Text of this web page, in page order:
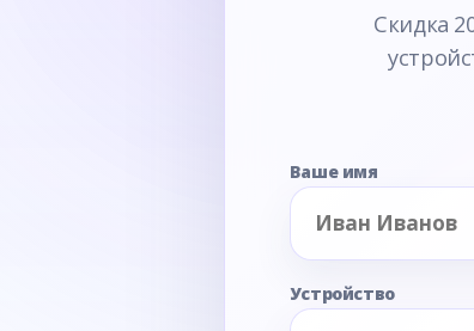
Скидка
Ваше имя
Устройство